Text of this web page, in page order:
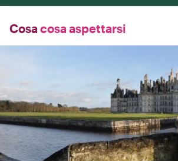
Cosa cosa aspettarsi